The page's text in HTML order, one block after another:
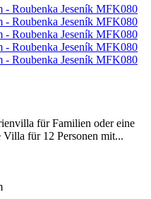
für Familien oder eine
für 12 Personen mit...